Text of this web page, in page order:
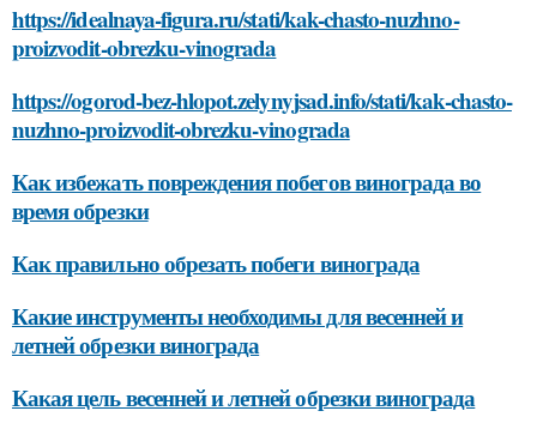
https://idealnaya-figura.ru/stati/kak-chasto-nuzhno-
proizvodit-obrezku-vinograda
https://ogorod-bez-hlopot.zelynyjsad.info/stati/kak-chasto-
nuzhno-proizvodit-obrezku-vinograda
Как избежать повреждения побегов винограда во
время обрезки
Как правильно обрезать побеги винограда
Какие инструменты необходимы для весенней и
летней обрезки винограда
Какая цель весенней и летней обрезки винограда